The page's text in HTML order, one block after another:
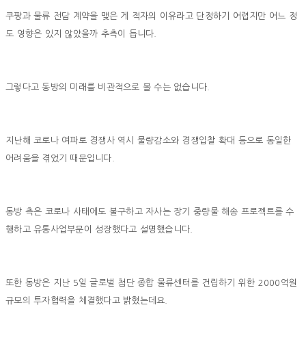
쿠팡과 물류 전담 계약을 맺은 게 적자의 이유라고 단정하기 어렵지만 어느 정
도 영향은 있지 않았을까 추측이 듭니다.
그렇다고 동방의 미래를 비관적으로 볼 수는 없습니다.
지난해 코로나 여파로 경쟁사 역시 물량감소와 경쟁입찰 확대 등으로 동일한
어려움을 겪었기 때문입니다.
동방 측은 코로나 사태에도 불구하고 자사는 장기 중량물 해송 프로젝트를 수
행하고 유통사업부문이 성장했다고 설명했습니다.
또한 동방은 지난 5일 글로벌 첨단 종합 물류센터를 건립하기 위한 2000억원
규모의 투자협력을 체결했다고 밝혔는데요.